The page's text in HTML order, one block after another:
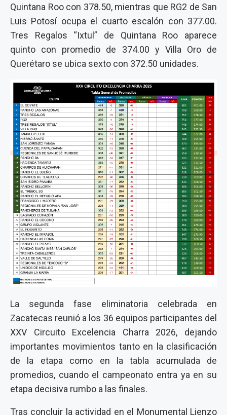
Quintana Roo con 378.50, mientras que RG2 de San
Luis Potosí ocupa el cuarto escalón con 377.00.
Tres Regalos “Ixtul” de Quintana Roo aparece
quinto con promedio de 374.00 y Villa Oro de
Querétaro se ubica sexto con 372.50 unidades.
La segunda fase eliminatoria celebrada en
Zacatecas reunió a los 36 equipos participantes del
XXV Circuito Excelencia Charra 2026, dejando
importantes movimientos tanto en la clasificación
de la etapa como en la tabla acumulada de
promedios, cuando el campeonato entra ya en su
etapa decisiva rumbo a las finales.
Tras concluir la actividad en el Monumental Lienzo